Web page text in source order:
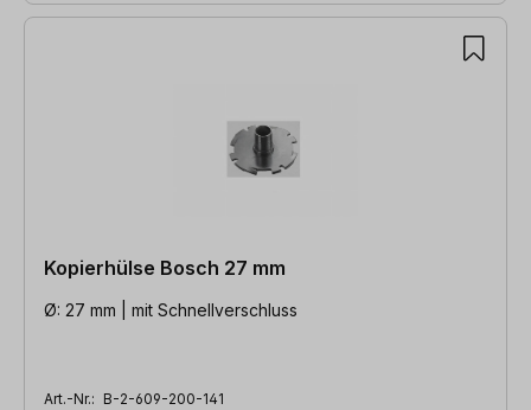
Kopierhülse Bosch 27 mm
Ø: 27 mm | mit Schnellverschluss
Art.-Nr.: B-2-609-200-141